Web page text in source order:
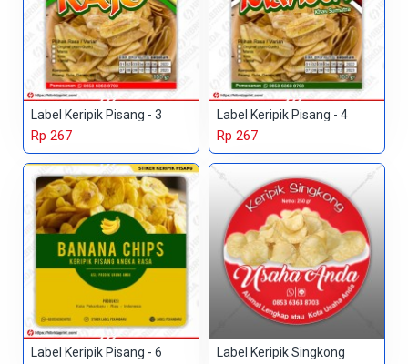
Label Keripik Pisang - 3
Rp 267
Label Keripik Pisang - 4
Rp 267
Label Keripik Pisang - 6 Label Keripik Singkong